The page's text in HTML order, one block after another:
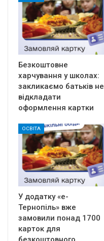
Безкоштовне
харчування у школах:
закликаємо батьків не
відкладати
оформлення картки
ОСВІТА
У додатку «е-
Тернопіль» вже
замовили понад 1700
карток для